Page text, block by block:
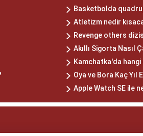
Basketbolda
Atletizm nedir
Revenge others
Akıllı Sigorta Nasıl
Kamchatka'da hangi
Oya ve Bora Kaç Yıl
Apple Watch SE ile